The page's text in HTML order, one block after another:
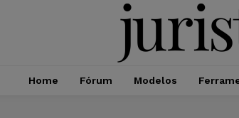
Home Fórum Modelos